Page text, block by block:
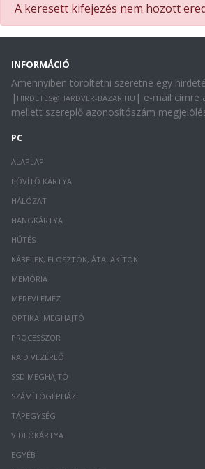
A keresett kifejezés nem hozott
INFORMÁCIÓ
Amennyiben töröltetni szeretne egy
| HIRDETES@HARDVER-BAZAR.HU | e-mail címre
mellett szereplő azonosítószám
PC
ALAPLAP
BŐVÍTŐ KÁRTYA
HÁLÓZAT
HANGKÁRTYA
HŰTÉS
KÁBELEK, ELOSZTÓK, ÁTALAKÍTÓK
MEMÓRIA
MEREVLEMEZ
OPTIKAI MEGHAJTÓ
PROCESSZOR
RAID VEZÉRLŐ
SSD MEGHAJTÓ
SZÁMÍTÓGÉPHÁZ
TÁPEGYSÉG
VIDEÓKÁRTYA
EGYÉB